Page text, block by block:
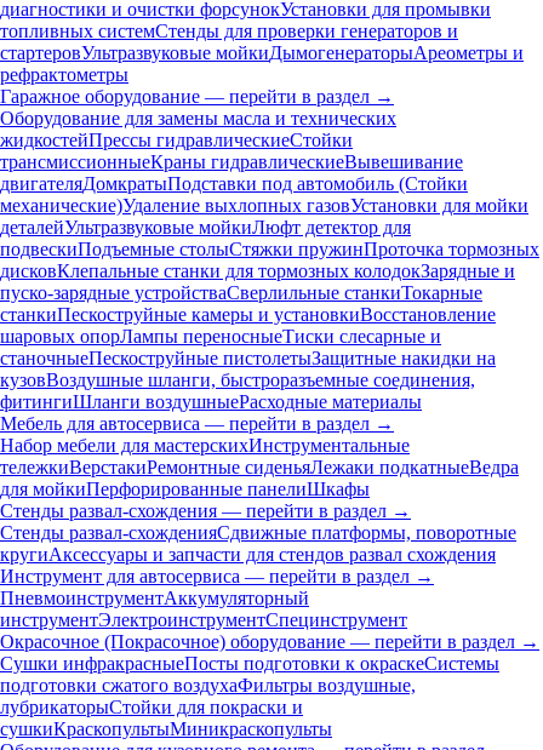
диагностики и очистки форсунокУстановки для промывки
топливных системСтенды для проверки генераторов и
стартеровУльтразвуковые мойкиДымогенераторыАреометры и
рефрактометры
Гаражное оборудование — перейти в раздел →
Оборудование для замены масла и технических
жидкостейПрессы гидравлическиеСтойки
трансмиссионныеКраны гидравлическиеВывешивание
двигателяДомкратыПодставки под автомобиль (Стойки
механические)Удаление выхлопных газовУстановки для мойки
деталейУльтразвуковые мойкиЛюфт детектор для
подвескиПодъемные столыСтяжки пружинПроточка тормозных
дисковКлепальные станки для тормозных колодокЗарядные и
пуско-зарядные устройстваСверлильные станкиТокарные
станкиПескоструйные камеры и установкиВосстановление
шаровых опорЛампы переносныеТиски слесарные и
станочныеПескоструйные пистолетыЗащитные накидки на
кузовВоздушные шланги, быстроразъемные соединения,
фитингиШланги воздушныеРасходные материалы
Мебель для автосервиса — перейти в раздел →
Набор мебели для мастерскихИнструментальные
тележкиВерстакиРемонтные сиденьяЛежаки подкатныеВедра
для мойкиПерфорированные панелиШкафы
Стенды развал-схождения — перейти в раздел →
Стенды развал-схожденияСдвижные платформы, поворотные
кругиАксессуары и запчасти для стендов развал схождения
Инструмент для автосервиса — перейти в раздел →
ПневмоинструментАккумуляторный
инструментЭлектроинструментСпецинструмент
Окрасочное (Покрасочное) оборудование — перейти в раздел →
Сушки инфракрасныеПосты подготовки к окраскеСистемы
подготовки сжатого воздухаФильтры воздушные,
лубрикаторыСтойки для покраски и
сушкиКраскопультыМиникраскопульты